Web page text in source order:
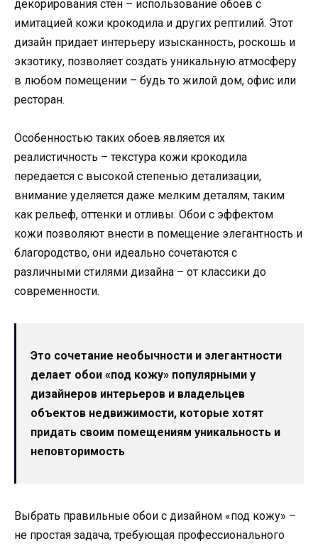
декорирования стен – использование обоев с
имитацией кожи крокодила и других рептилий. Этот
дизайн придает интерьеру изысканность, роскошь и
экзотику, позволяет создать уникальную атмосферу
в любом помещении – будь то жилой дом, офис или
ресторан.
Особенностью таких обоев является их
реалистичность – текстура кожи крокодила
передается с высокой степенью детализации,
внимание уделяется даже мелким деталям, таким
как рельеф, оттенки и отливы. Обои с эффектом
кожи позволяют внести в помещение элегантность и
благородство, они идеально сочетаются с
различными стилями дизайна – от классики до
современности.
Это сочетание необычности и элегантности
делает обои «под кожу» популярными у
дизайнеров интерьеров и владельцев
объектов недвижимости, которые хотят
придать своим помещениям уникальность и
неповторимость
Выбрать правильные обои с дизайном «под кожу» –
не простая задача, требующая профессионального